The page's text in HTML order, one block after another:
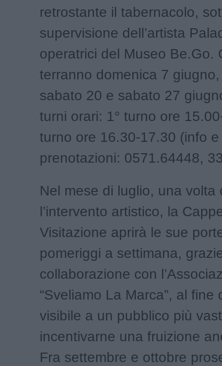
retrostante il tabernacolo,
supervisione dell’artista
operatrici del Museo Be.Go.
terranno domenica 7
sabato 20 e sabato 27
turni orari: 1° turno ore
turno ore 16.30-17.30 (info e
prenotazioni: 0571.64448,
Nel mese di luglio, una volta
l’intervento artistico, la
Visitazione aprirà le sue
pomeriggi a settimana,
collaborazione con
“Sveliamo La Marca”, al fine
visibile a un pubblico più
incentivarne una fruizione
Fra settembre e ottobre